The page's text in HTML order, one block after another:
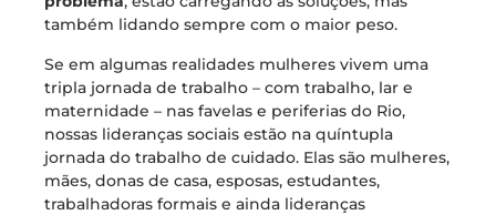
também lidando sempre com o maior peso.
Se em algumas realidades mulheres vivem uma
tripla jornada de trabalho – com trabalho, lar e
maternidade – nas favelas e periferias do Rio,
nossas lideranças sociais estão na quíntupla
jornada do trabalho de cuidado. Elas são mulheres,
mães, donas de casa, esposas, estudantes,
trabalhadoras formais e ainda lideranças